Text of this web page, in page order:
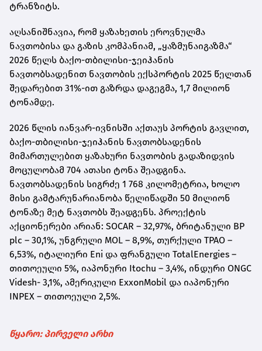
ტრანზიტს.
აღსანიშნავია, რომ ყაზახეთის ეროვნულმა
ნავთობისა და გაზის კომპანიამ, „ყაზმუნაიგაზმა“
2026 წელს ბაქო-თბილისი-ჯეიჰანის
ნავთობსადენით ნავთობის ექსპორტის 2025 წელთან
შედარებით 31%-ით გაზრდა დაგეგმა, 1,7 მილიონ
ტონამდე.
2026 წლის იანვარ-ივნისში აქთაუს პორტის გავლით,
ბაქო-თბილისი-ჯეიჰანის ნავთობსადენის
მიმართულებით ყაზახური ნავთობის გადაზიდვის
მოცულობამ 704 ათასი ტონა შეადგინა.
ნავთობსადენის სიგრძე 1 768 კილომეტრია, ხოლო
მისი გამტარუნარიანობა წელიწადში 50 მილიონ
ტონაზე მეტ ნავთობს შეადგენს. პროექტის
აქციონერები არიან: SOCAR – 32,97%, ბრიტანული BP
plc – 30,1%, უნგრული MOL – 8,9%, თურქული TPAO –
6,53%, იტალიური Eni და ფრანგული TotalEnergies –
თითოეული 5%, იაპონური Itochu – 3,4%, ინდური ONGC
Videsh- 3,1%, ამერიკული ExxonMobil და იაპონური
INPEX – თითოეული 2,5%.
წყარო: პირველი არხი